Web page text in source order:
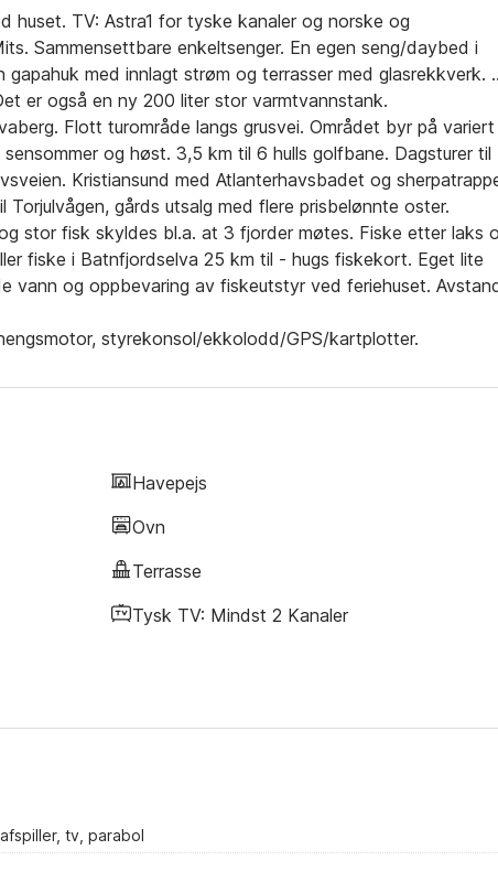
huset. TV: Astra1 for tyske kanaler og norske og
Sammensettbare enkeltsenger. En egen seng/daybed i
med innlagt strøm og terrasser med glasrekkverk.
er også en ny 200 liter stor varmtvannstank.
Flott turområde langs grusvei. Området byr på variert
og høst. 3,5 km til 6 hulls golfbane. Dagsturer til
Kristiansund med Atlanterhavsbadet og
gårds utsalg med flere prisbelønnte oster.
stor fisk skyldes bl.a. at 3 fjorder møtes. Fiske etter laks
fiske i Batnfjordselva 25 km til - hugs fiskekort. Eget lite
vann og oppbevaring av fiskeutstyr ved feriehuset.
styrekonsol/ekkolodd/GPS/kartplotter.
Havepejs
Ovn
Terrasse
Tysk TV: Mindst 2 Kanaler
tv, parabol